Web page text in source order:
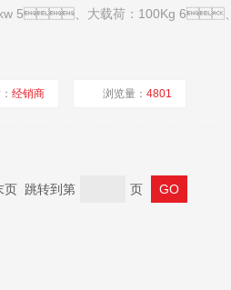
5、大载荷：100Kg 6、电
：经销商 浏览量：4801
页 跳转到第 页